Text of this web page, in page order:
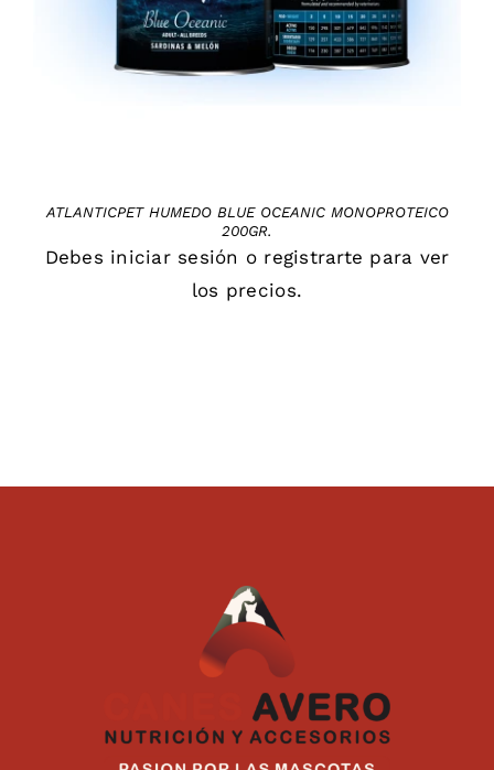
ATLANTICPET HUMEDO BLUE OCEANIC MONOPROTEICO
200GR.
Debes iniciar sesión o registrarte para ver
los precios.